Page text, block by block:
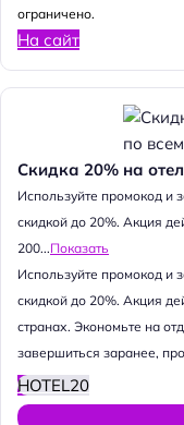
ограничено.
На сайт
Скидка 20% на
Используйте промокод и
скидкой до 20%. Акция
200...Показать
Используйте промокод и
скидкой до 20%. Акция
странах. Экономьте на
завершиться заранее,
HOTEL20